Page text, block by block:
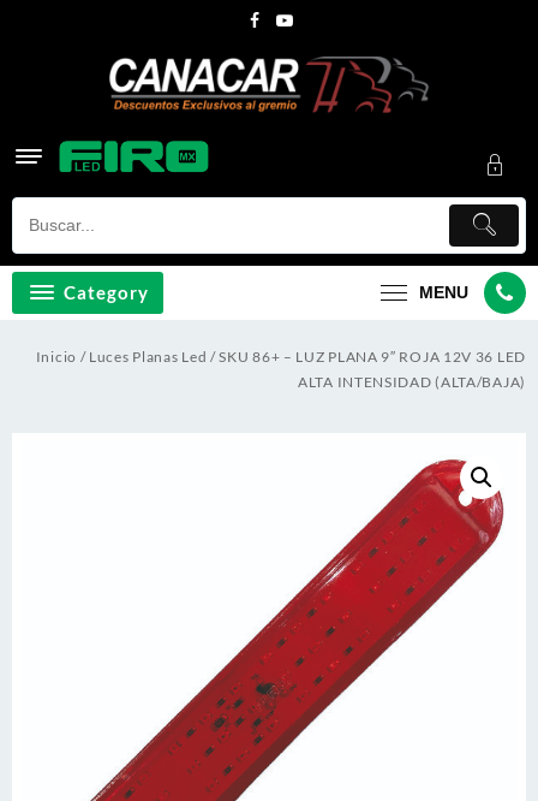
Category MENU
Inicio / Luces Planas Led / SKU 86+ – LUZ PLANA 9″ ROJA 12V 36 LED
ALTA INTENSIDAD (ALTA/BAJA)